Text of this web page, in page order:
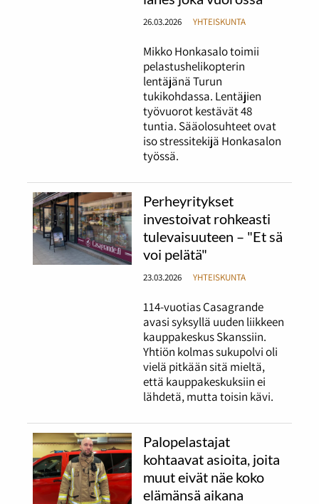
26.03.2026 YHTEISKUNTA
Mikko Honkasalo toimii
pelastushelikopterin
lentäjänä Turun
tukikohdassa. Lentäjien
työvuorot kestävät 48
tuntia. Sääolosuhteet ovat
iso stressitekijä Honkasalon
työssä.
Perheyritykset
investoivat rohkeasti
tulevaisuuteen – "Et sä
voi pelätä"
23.03.2026 YHTEISKUNTA
114-vuotias Casagrande
avasi syksyllä uuden liikkeen
kauppakeskus Skanssiin.
Yhtiön kolmas sukupolvi oli
vielä pitkään sitä mieltä,
että kauppakeskuksiin ei
lähdetä, mutta toisin kävi.
Palopelastajat
kohtaavat asioita, joita
muut eivät näe koko
elämänsä aikana